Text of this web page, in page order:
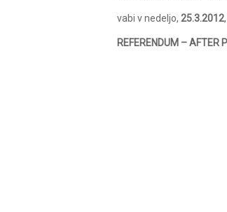
vabi v nedeljo, 25.3.2012
REFERENDUM – AFTER